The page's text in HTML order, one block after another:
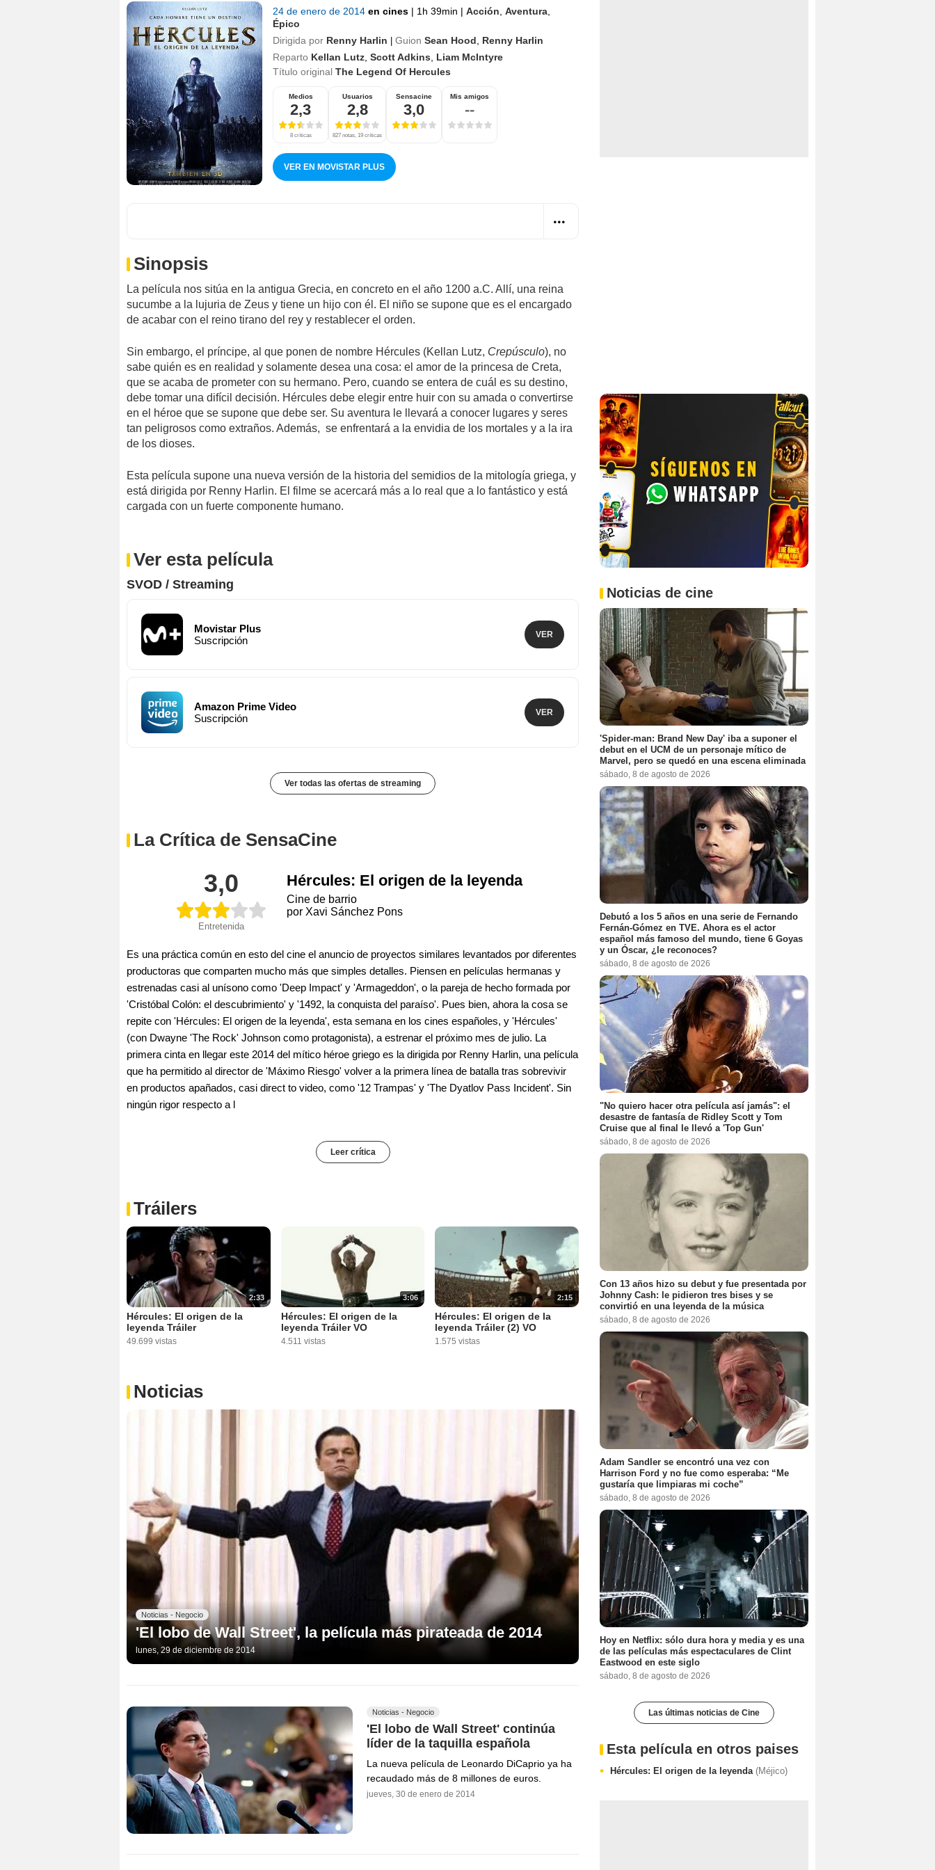
24 de enero de 2014 en cines | 1h 39min | Acción Aventura
Épico
Dirigida por Renny Harlin | Guion Sean Hood
Renny Harlin
Reparto Kellan Lutz Scott Adkins
Liam McIntyre
Título original The Legend Of Hercules
Medios
2,3
8 críticas
Usuarios
2,8
827 notas, 19 críticas
Sensacine
3,0
Mis amigos
--
VER EN MOVISTAR PLUS
Sinopsis
La película nos sitúa en la antigua Grecia, en concreto en el año 1200 a.C. Allí, una reina
sucumbe a la lujuria de Zeus y tiene un hijo con él. El niño se supone que es el encargado
de acabar con el reino tirano del rey y restablecer el orden.
Sin embargo, el príncipe, al que ponen de nombre Hércules (Kellan Lutz, Crepúsculo), no
sabe quién es en realidad y solamente desea una cosa: el amor de la princesa de Creta,
que se acaba de prometer con su hermano. Pero, cuando se entera de cuál es su destino,
debe tomar una difícil decisión. Hércules debe elegir entre huir con su amada o convertirse
en el héroe que se supone que debe ser. Su aventura le llevará a conocer lugares y seres
tan peligrosos como extraños. Además, se enfrentará a la envidia de los mortales y a la ira
de los dioses.
Esta película supone una nueva versión de la historia del semidios de la mitología griega, y
está dirigida por Renny Harlin. El filme se acercará más a lo real que a lo fantástico y está
cargada con un fuerte componente humano.
Ver esta película
SVOD / Streaming
Movistar Plus
Suscripción
VER
Amazon Prime Video
Suscripción
VER
Ver todas las ofertas de streaming
La Crítica de SensaCine
3,0
Entretenida
Hércules: El origen de la leyenda
Cine de barrio
por Xavi Sánchez Pons
Es una práctica común en esto del cine el anuncio de proyectos similares levantados por diferentes
productoras que comparten mucho más que simples detalles. Piensen en películas hermanas y
estrenadas casi al unísono como 'Deep Impact' y 'Armageddon', o la pareja de hecho formada por
'Cristóbal Colón: el descubrimiento' y '1492, la conquista del paraíso'. Pues bien, ahora la cosa se
repite con 'Hércules: El origen de la leyenda', esta semana en los cines españoles, y 'Hércules'
(con Dwayne 'The Rock' Johnson como protagonista), a estrenar el próximo mes de julio. La
primera cinta en llegar este 2014 del mítico héroe griego es la dirigida por Renny Harlin, una película
que ha permitido al director de 'Máximo Riesgo' volver a la primera línea de batalla tras sobrevivir
en productos apañados, casi direct to video, como '12 Trampas' y 'The Dyatlov Pass Incident'. Sin
ningún rigor respecto a l
Leer crítica
Tráilers
2:33
Hércules: El origen de la
leyenda Tráiler
49.699 vistas
3:06
Hércules: El origen de la
leyenda Tráiler VO
4.511 vistas
2:15
Hércules: El origen de la
leyenda Tráiler (2) VO
1.575 vistas
Noticias
Noticias - Negocio
'El lobo de Wall Street', la película más pirateada de 2014
lunes, 29 de diciembre de 2014
Noticias - Negocio
'El lobo de Wall Street' continúa
líder de la taquilla española
La nueva película de Leonardo DiCaprio ya ha
recaudado más de 8 millones de euros.
jueves, 30 de enero de 2014
Noticias de cine
'Spider-man: Brand New Day' iba a suponer el
debut en el UCM de un personaje mítico de
Marvel, pero se quedó en una escena eliminada
sábado, 8 de agosto de 2026
Debutó a los 5 años en una serie de Fernando
Fernán-Gómez en TVE. Ahora es el actor
español más famoso del mundo, tiene 6 Goyas
y un Óscar, ¿le reconoces?
sábado, 8 de agosto de 2026
"No quiero hacer otra película así jamás": el
desastre de fantasía de Ridley Scott y Tom
Cruise que al final le llevó a 'Top Gun'
sábado, 8 de agosto de 2026
Con 13 años hizo su debut y fue presentada por
Johnny Cash: le pidieron tres bises y se
convirtió en una leyenda de la música
sábado, 8 de agosto de 2026
Adam Sandler se encontró una vez con
Harrison Ford y no fue como esperaba: “Me
gustaría que limpiaras mi coche”
sábado, 8 de agosto de 2026
Hoy en Netflix: sólo dura hora y media y es una
de las películas más espectaculares de Clint
Eastwood en este siglo
sábado, 8 de agosto de 2026
Las últimas noticias de Cine
Esta película en otros paises
Hércules: El origen de la leyenda (Méjico)